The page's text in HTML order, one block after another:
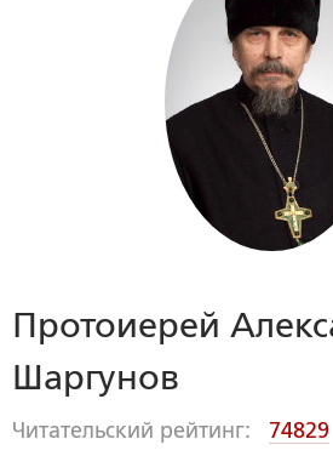
Протоиерей
Шаргунов
Читательский рейтинг: 74829